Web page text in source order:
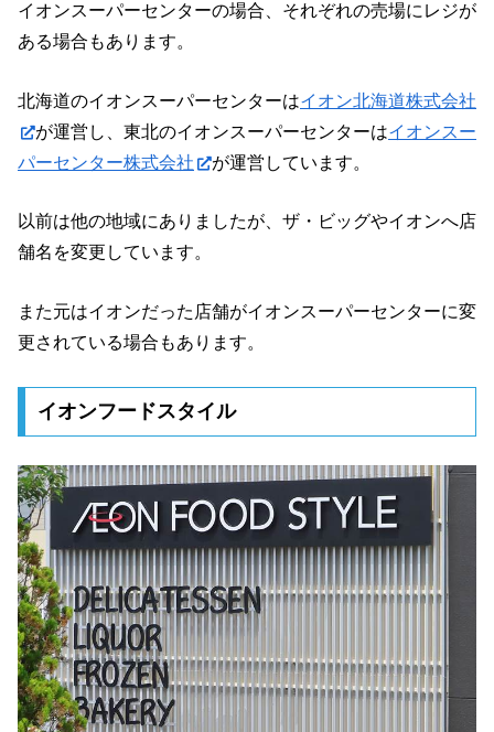
イオンスーパーセンターの場合、それぞれの売場にレジが
ある場合もあります。
北海道のイオンスーパーセンターはイオン北海道株式会社
が運営し、東北のイオンスーパーセンターはイオンスー
パーセンター株式会社
が運営しています。
以前は他の地域にありましたが、ザ・ビッグやイオンへ店
舗名を変更しています。
また元はイオンだった店舗がイオンスーパーセンターに変
更されている場合もあります。
イオンフードスタイル